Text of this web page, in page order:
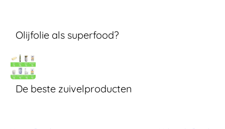
Olijfolie als superfood?
De beste zuivelproducten